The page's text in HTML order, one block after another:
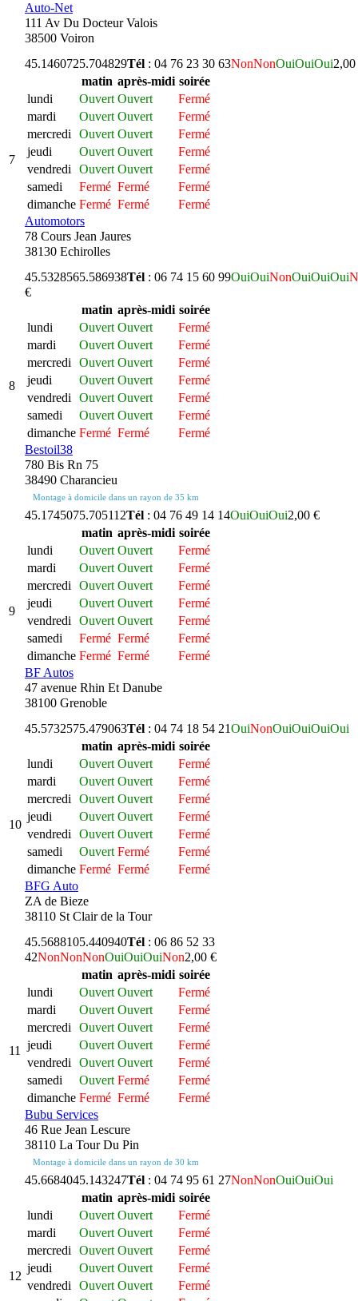
Auto-Net
111 Av Du Docteur Valois
38500 Voiron
7
45.1460725.704829Tél : 04 76 23 30 63NonNonOuiOuiOui2,00
matin après-midi soirée
lundi
Ouvert Ouvert
Fermé
mardi
Ouvert Ouvert
Fermé
mercredi
Ouvert Ouvert
Fermé
jeudi
Ouvert Ouvert
Fermé
vendredi
Ouvert Ouvert
Fermé
samedi
Fermé Fermé
Fermé
dimanche Fermé Fermé Fermé
Automotors
78 Cours Jean Jaures
38130 Echirolles
8
45.5328565.586938Tél : 06 74 15 60 99OuiOuiNonOuiOuiOui
€
matin après-midi soirée
lundi
Ouvert Ouvert
Fermé
mardi
Ouvert Ouvert
Fermé
mercredi
Ouvert Ouvert
Fermé
jeudi
Ouvert Ouvert
Fermé
vendredi
Ouvert Ouvert
Fermé
samedi
Ouvert Ouvert
Fermé
dimanche Fermé Fermé Fermé
Bestoil38
780 Bis Rn 75
38490 Charancieu
Montage à domicile dans un rayon de 35 km
9
45.1745075.705112Tél : 04 76 49 14 14OuiOuiOui2,00 €
matin après-midi soirée
lundi
Ouvert Ouvert
Fermé
mardi
Ouvert Ouvert
Fermé
mercredi
Ouvert Ouvert
Fermé
jeudi
Ouvert Ouvert
Fermé
vendredi
Ouvert Ouvert
Fermé
samedi
Fermé Fermé
Fermé
dimanche Fermé Fermé Fermé
BF Autos
47 avenue Rhin Et Danube
38100 Grenoble
10
45.5732575.479063Tél : 04 74 18 54 21OuiNonOuiOuiOuiOui
matin après-midi soirée
lundi
Ouvert Ouvert
Fermé
mardi
Ouvert Ouvert
Fermé
mercredi
Ouvert Ouvert
Fermé
jeudi
Ouvert Ouvert
Fermé
vendredi
Ouvert Ouvert
Fermé
samedi
Ouvert Fermé
Fermé
dimanche Fermé Fermé Fermé
BFG Auto
ZA de Bieze
38110 St Clair de la Tour
11
45.5688105.440940Tél : 06 86 52 33
42NonNonNonOuiOuiOuiNon2,00 €
matin après-midi soirée
lundi
Ouvert Ouvert
Fermé
mardi
Ouvert Ouvert
Fermé
mercredi
Ouvert Ouvert
Fermé
jeudi
Ouvert Ouvert
Fermé
vendredi
Ouvert Ouvert
Fermé
samedi
Ouvert Fermé
Fermé
dimanche Fermé Fermé Fermé
Bubu Services
46 Rue Jean Lescure
38110 La Tour Du Pin
Montage à domicile dans un rayon de 30 km
12
45.6684045.143247Tél : 04 74 95 61 27NonNonOuiOuiOui
matin après-midi soirée
lundi
Ouvert Ouvert
Fermé
mardi
Ouvert Ouvert
Fermé
mercredi
Ouvert Ouvert
Fermé
jeudi
Ouvert Ouvert
Fermé
vendredi
Ouvert Ouvert
Fermé